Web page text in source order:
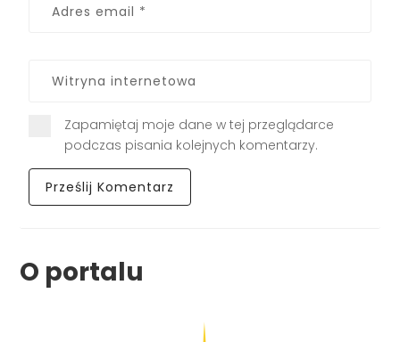
Zapamiętaj moje dane w tej przeglądarce
podczas pisania kolejnych komentarzy.
O portalu